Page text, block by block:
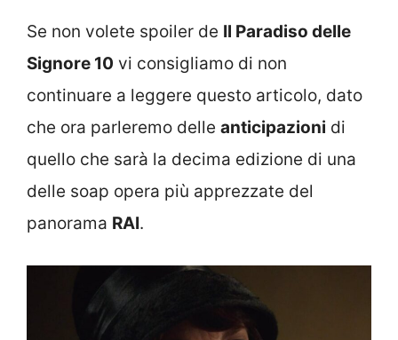
Se non volete spoiler de Il Paradiso delle
Signore 10 vi consigliamo di non
continuare a leggere questo articolo, dato
che ora parleremo delle anticipazioni di
quello che sarà la decima edizione di una
delle soap opera più apprezzate del
panorama RAI.